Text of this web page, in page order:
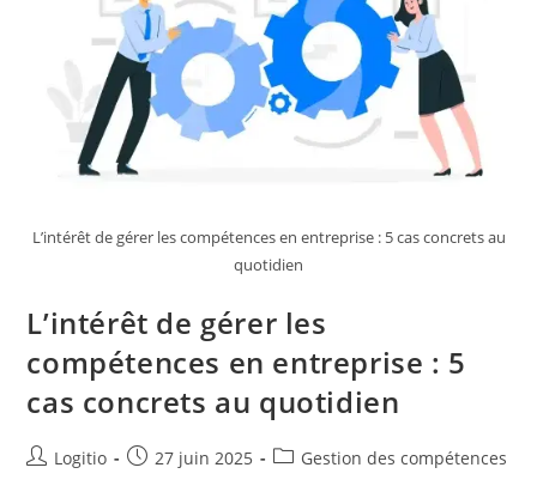
L’intérêt de gérer les compétences en entreprise : 5 cas concrets au
quotidien
L’intérêt de gérer les
compétences en entreprise : 5
cas concrets au quotidien
Logitio 27 juin 2025 Gestion des compétences